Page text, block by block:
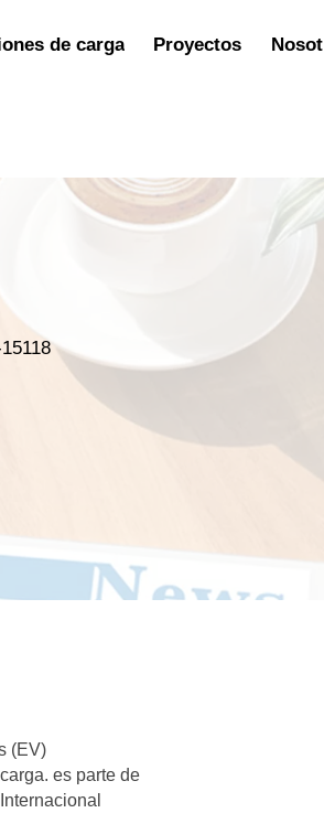
de carga Proyectos
(EV)
es parte de